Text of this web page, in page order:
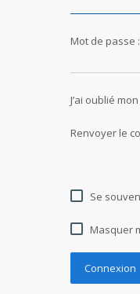
Mot de passe :
J’ai oublié
Renvoyer le
Se
Masquer
Connexion